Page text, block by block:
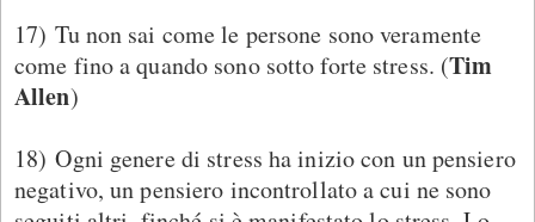
17) Tu non sai come le persone sono veramente
come fino a quando sono sotto forte stress. (Tim
Allen)
18) Ogni genere di stress ha inizio con un pensiero
negativo, un pensiero incontrollato a cui ne sono